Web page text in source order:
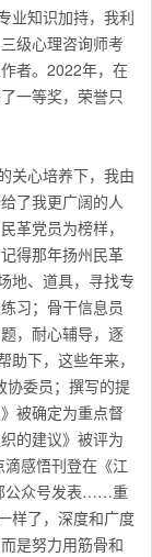
业知识加持，我利
级心理咨询师考
者。2022年，在
一等奖，荣誉只
关心培养下，我由
了我更广阔的人
革党员为榜样，
得那年扬州民革
地、道具，寻找专
习；骨干信息员
，耐心辅导，逐
下，这些年来，
协委员；撰写的提
被确定为重点督
的建议》被评为
感悟刊登在《江
公众号发表……重
样了，深度和广度
是努力用筋骨和